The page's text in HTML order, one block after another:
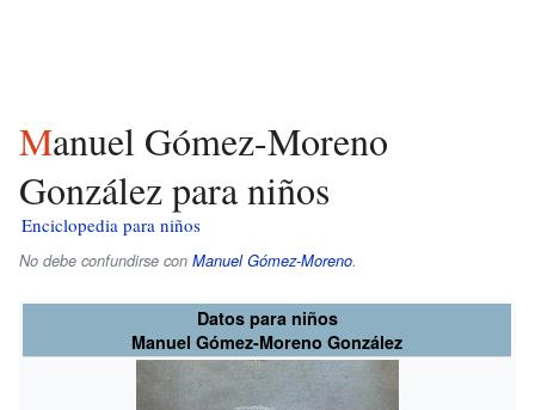
Manuel Gómez-Moreno
González para niños
Enciclopedia para niños
No debe confundirse con Manuel Gómez-Moreno.
Datos para niños
Manuel Gómez-Moreno González